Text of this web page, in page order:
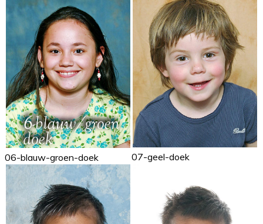
06-blauw-groen-doek 07-geel-doek